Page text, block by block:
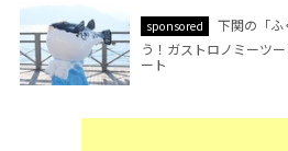
sponsored
下関の「ふ
う！ガストロノミーツ
ート